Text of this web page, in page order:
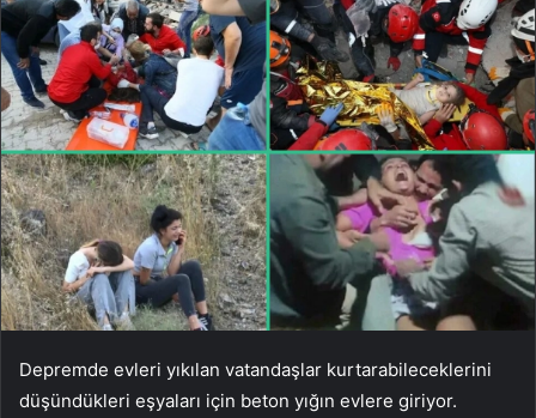
Depremde evleri yıkılan vatandaşlar kurtarabileceklerini
düşündükleri eşyaları için beton yığın evlere giriyor.